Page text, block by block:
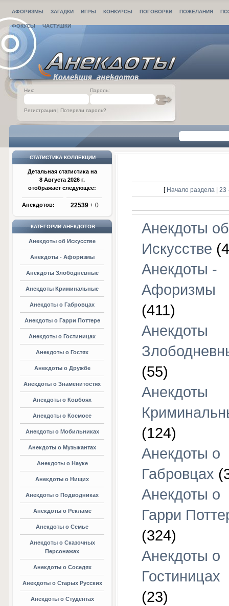
АФОРИЗМЫ ЗАГАДКИ ИГРЫ КОНКУРСЫ ПОГОВОРКИ ПОЖЕЛАНИЯ
ФОКУСЫ ЧАСТУШКИ
Ник: Пароль:
Регистрация | Потеряли пароль?
СТАТИСТИКА КОЛЛЕКЦИИ
Детальная статистика на
8 Августа 2026 г.
отображает следующее:
Анекдотов: 22539 + 0
КАТЕГОРИИ АНЕКДОТОВ
Анекдоты об Искусстве
Анекдоты - Афоризмы
Анекдоты Злободневные
Анекдоты Криминальные
Анекдоты о Габровцах
Анекдоты о Гарри Поттере
Анекдоты о Гостиницах
Анекдоты о Гостях
Анекдоты о Дружбе
Анекдоты о Знаменитостях
Анекдоты о Ковбоях
Анекдоты о Космосе
Анекдоты о Мобильниках
Анекдоты о Музыкантах
Анекдоты о Науке
Анекдоты о Нищих
Анекдоты о Подводниках
Анекдоты о Рекламе
Анекдоты о Семье
Анекдоты о Сказочных
Персонажах
Анекдоты о Соседях
Анекдоты о Старых Русских
Анекдоты о Студентах
[ Начало раздела | 23
Анекдоты об
Искусстве
Анекдоты -
Афоризмы
(411)
Анекдоты
(55)
Анекдоты
(124)
Анекдоты о
Габровцах
Анекдоты о
Гарри
(324)
Анекдоты о
Гостиницах
(23)